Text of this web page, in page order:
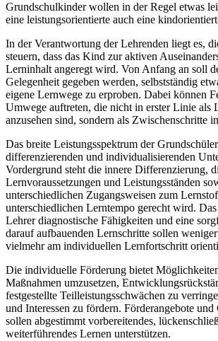
Grundschulkinder wollen in der Regel etwas
eine leistungsorientierte auch eine
In der Verantwortung der Lehrenden liegt es,
steuern, dass das Kind zur aktiven
Lerninhalt angeregt wird. Von Anfang an soll
Gelegenheit gegeben werden, selbstständig
eigene Lernwege zu erproben. Dabei können
Umwege auftreten, die nicht in erster Linie als
anzusehen sind, sondern als Zwischenschritte
Das breite Leistungsspektrum der
differenzierenden und individualisierenden
Vordergrund steht die innere Differenzierung,
Lernvoraussetzungen und Leistungsständen
unterschiedlichen Zugangsweisen zum
unterschiedlichen Lerntempo gerecht wird.
Lehrer diagnostische Fähigkeiten und eine
darauf aufbauenden Lernschritte sollen
vielmehr am individuellen Lernfortschritt
Die individuelle Förderung bietet
Maßnahmen umzusetzen,
festgestellte Teilleistungsschwächen zu
und Interessen zu fördern. Förderangebote und
sollen abgestimmt vorbereitendes,
weiterführendes Lernen unterstützen.